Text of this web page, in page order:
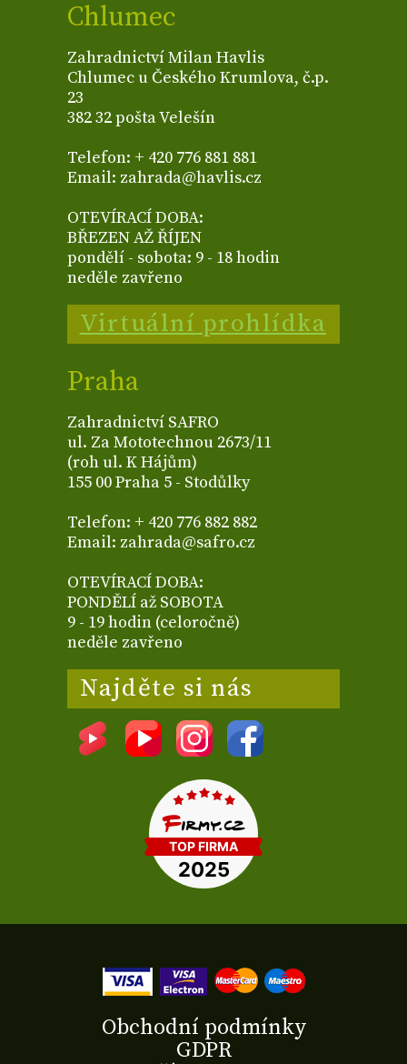
Chlumec
Zahradnictví Milan Havlis
Chlumec u Českého Krumlova, č.p.
23
382 32 pošta Velešín
Telefon: + 420 776 881 881
Email: zahrada@havlis.cz
OTEVÍRACÍ DOBA:
BŘEZEN AŽ ŘÍJEN
pondělí - sobota: 9 - 18 hodin
neděle zavřeno
Virtuální prohlídka
Praha
Zahradnictví SAFRO
ul. Za Mototechnou 2673/11
(roh ul. K Hájům)
155 00 Praha 5 - Stodůlky
Telefon: + 420 776 882 882
Email: zahrada@safro.cz
OTEVÍRACÍ DOBA:
PONDĚLÍ až SOBOTA
9 - 19 hodin (celoročně)
neděle zavřeno
Najděte si nás
Obchodní podmínky
GDPR